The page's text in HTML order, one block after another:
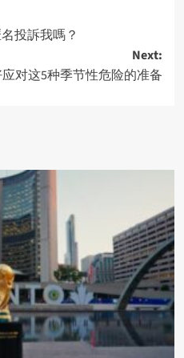
投訴我嗎？
Next:
对这5种季节性危险的准备